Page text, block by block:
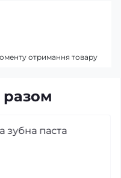
разом
зубна паста
отримання товару